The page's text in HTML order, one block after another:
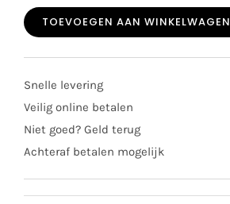
horse
TOEVOEGEN AAN WINKELWAGEN
Snelle levering
Veilig online betalen
Niet goed? Geld terug
Achteraf betalen mogelijk